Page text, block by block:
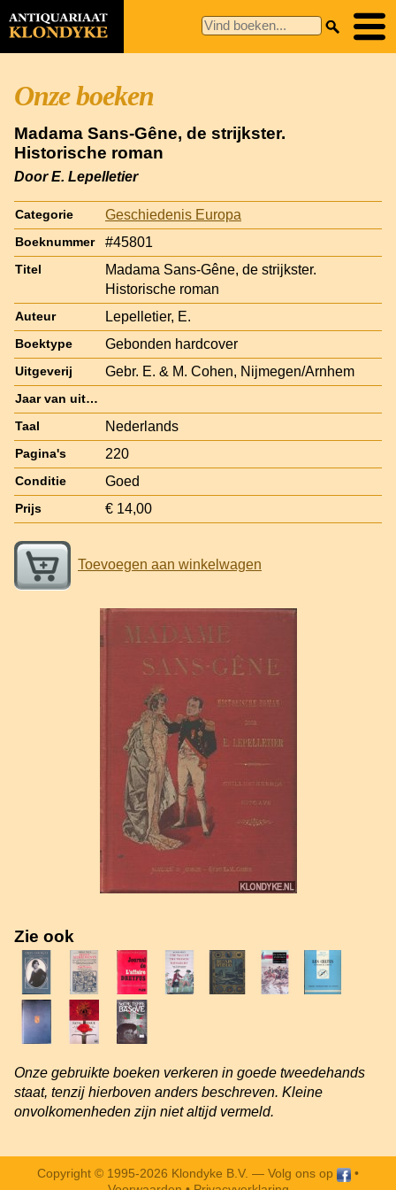
Onze boeken
Madama Sans-Gêne, de strijkster.
Historische roman
Door E. Lepelletier
Categorie Geschiedenis Europa
Boeknummer #45801
Titel
Madama Sans-Gêne, de strijkster.
Historische roman
Auteur Lepelletier, E.
Boektype Gebonden hardcover
Uitgeverij Gebr. E. & M. Cohen, Nijmegen/Arnhem
Jaar van uitgave
Taal Nederlands
Pagina's 220
Conditie Goed
Prijs € 14,00
Toevoegen aan winkelwagen
Zie ook
Onze gebruikte boeken verkeren in goede tweedehands
staat, tenzij hierboven anders beschreven. Kleine
onvolkomenheden zijn niet altijd vermeld.
Copyright © 1995-2026 Klondyke B.V. — Volg ons op
•